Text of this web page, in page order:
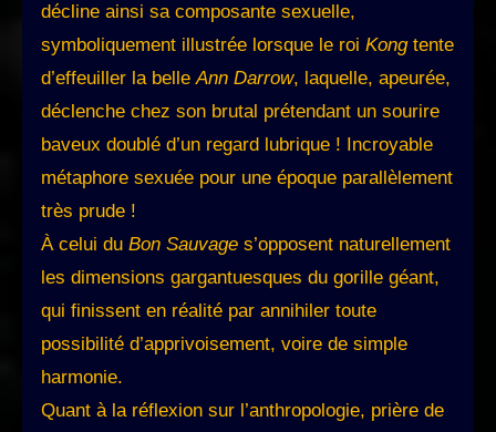
décline ainsi sa composante sexuelle,
symboliquement illustrée lorsque le roi Kongtente
d’effeuiller la belleAnn Darrow, laquelle, apeurée,
déclenche chez son brutal prétendant un sourire
baveux doublé d’un regard lubrique ! Incroyable
métaphore sexuée pour une époque parallèlement
très prude !
À celui du Bon Sauvage s’opposent naturellement
les dimensions gargantuesques du gorille géant,
qui finissent en réalité par annihiler toute
possibilité d’apprivoisement, voire de simple
harmonie.
Quant à la réflexion sur l’anthropologie, prière de